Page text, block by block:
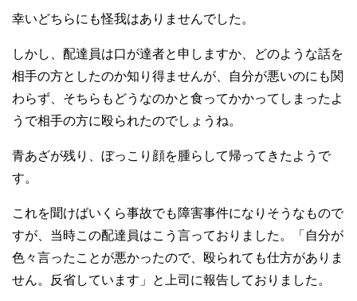
幸いどちらにも怪我はありませんでした。
しかし、配達員は口が達者と申しますか、どのような話を
相手の方としたのか知り得ませんが、自分が悪いのにも関
わらず、そちらもどうなのかと食ってかかってしまったよ
うで相手の方に殴られたのでしょうね。
青あざが残り、ぼっこり顔を腫らして帰ってきたようで
す。
これを聞けばいくら事故でも障害事件になりそうなもので
すが、当時この配達員はこう言っておりました。「自分が
色々言ったことが悪かったので、殴られても仕方がありま
せん。反省しています」と上司に報告しておりました。